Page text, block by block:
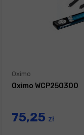
Oximo
Oximo WCP250300
75,25 zł